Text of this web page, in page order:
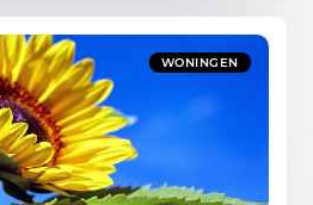
WONINGEN